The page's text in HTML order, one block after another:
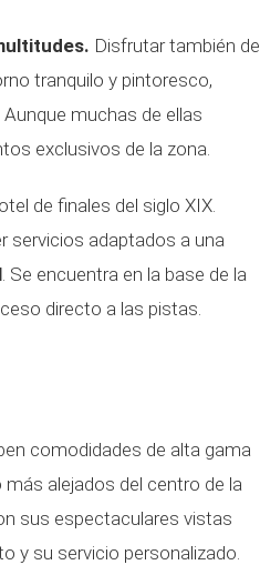
Disfrutar también de
tranquilo y pintoresco,
muchas de ellas
exclusivos de la zona.
de finales del siglo XIX.
servicios adaptados a una
. Se encuentra en la base de la
directo a las pistas.
comodidades de alta gama
alejados del centro de la
sus espectaculares vistas
y su servicio personalizado.